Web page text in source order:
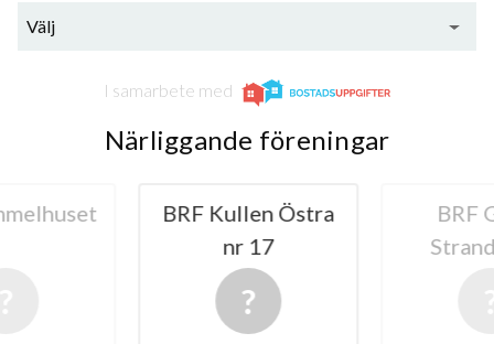
Välj
I samarbete med
Närliggande föreningar
BRF Kullen Östra
nr 17
BRF